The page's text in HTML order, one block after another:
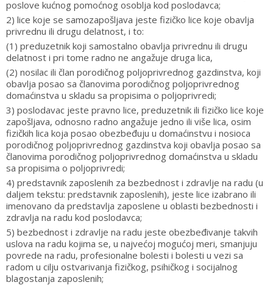
poslove kućnog pomoćnog osoblja kod poslodavca;
2) lice koje se samozapošljava jeste fizičko lice koje obavlja
privrednu ili drugu delatnost, i to:
(1) preduzetnik koji samostalno obavlja privrednu ili drugu
delatnost i pri tome radno ne angažuje druga lica,
(2) nosilac ili član porodičnog poljoprivrednog gazdinstva, koji
obavlja posao sa članovima porodičnog poljoprivrednog
domaćinstva u skladu sa propisima o poljoprivredi;
3) poslodavac jeste pravno lice, preduzetnik ili fizičko lice koje
zapošljava, odnosno radno angažuje jedno ili više lica, osim
fizičkih lica koja posao obezbeđuju u domaćinstvu i nosioca
porodičnog poljoprivrednog gazdinstva koji obavlja posao sa
članovima porodičnog poljoprivrednog domaćinstva u skladu
sa propisima o poljoprivredi;
4) predstavnik zaposlenih za bezbednost i zdravlje na radu (u
daljem tekstu: predstavnik zaposlenih), jeste lice izabrano ili
imenovano da predstavlja zaposlene u oblasti bezbednosti i
zdravlja na radu kod poslodavca;
5) bezbednost i zdravlje na radu jeste obezbeđivanje takvih
uslova na radu kojima se, u najvećoj mogućoj meri, smanjuju
povrede na radu, profesionalne bolesti i bolesti u vezi sa
radom u cilju ostvarivanja fizičkog, psihičkog i socijalnog
blagostanja zaposlenih;